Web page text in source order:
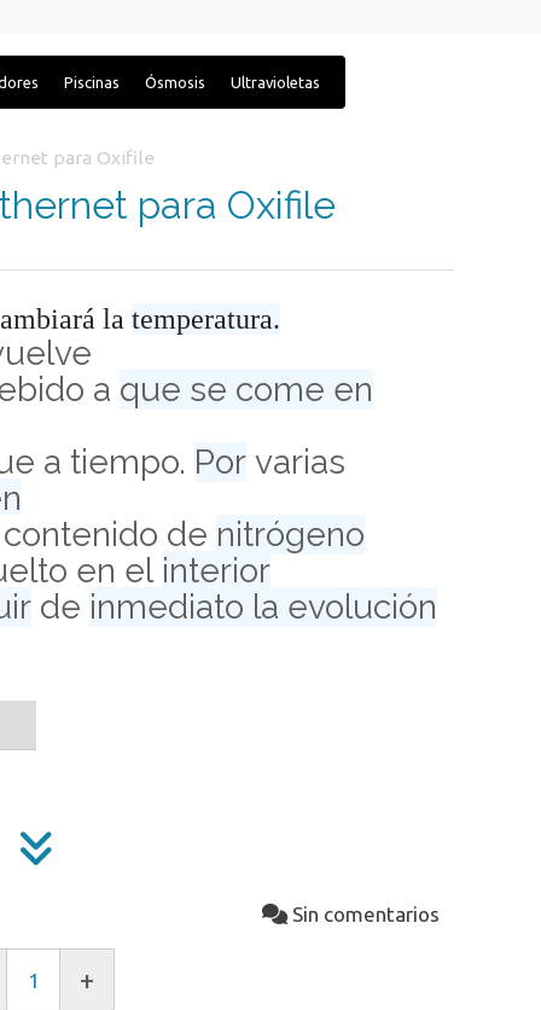
Piscinas Ósmosis Ultravioletas
para Oxifile
para Oxifile
latemperatura.
a que se come en
a tiempo. Por varias
de nitrógeno
en el interior
de inmediato la evolución
Sin comentarios
+